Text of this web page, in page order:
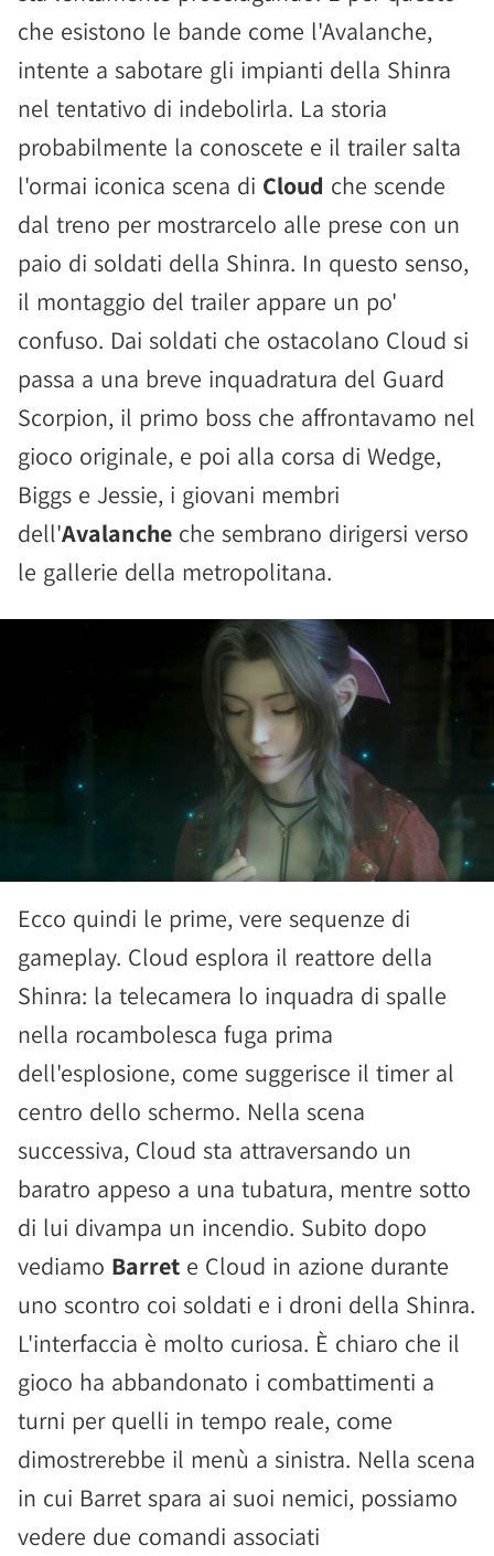
che esistono le bande come l'Avalanche,
intente a sabotare gli impianti della Shinra
nel tentativo di indebolirla. La storia
probabilmente la conoscete e il trailer salta
l'ormai iconica scena di Cloud che scende
dal treno per mostrarcelo alle prese con un
paio di soldati della Shinra. In questo senso,
il montaggio del trailer appare un po'
confuso. Dai soldati che ostacolano Cloud si
passa a una breve inquadratura del Guard
Scorpion, il primo boss che affrontavamo nel
gioco originale, e poi alla corsa di Wedge,
Biggs e Jessie, i giovani membri
dell'Avalanche che sembrano dirigersi verso
le gallerie della metropolitana.
Ecco quindi le prime, vere sequenze di
gameplay. Cloud esplora il reattore della
Shinra: la telecamera lo inquadra di spalle
nella rocambolesca fuga prima
dell'esplosione, come suggerisce il timer al
centro dello schermo. Nella scena
successiva, Cloud sta attraversando un
baratro appeso a una tubatura, mentre sotto
di lui divampa un incendio. Subito dopo
vediamo Barret e Cloud in azione durante
uno scontro coi soldati e i droni della Shinra.
L'interfaccia è molto curiosa. È chiaro che il
gioco ha abbandonato i combattimenti a
turni per quelli in tempo reale, come
dimostrerebbe il menù a sinistra. Nella scena
in cui Barret spara ai suoi nemici, possiamo
vedere due comandi associati